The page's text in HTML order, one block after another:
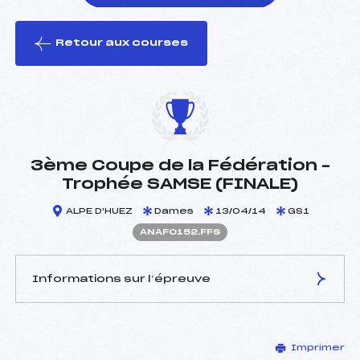
le ski
Retour aux courses
3ème Coupe de la Fédération –
Trophée SAMSE (FINALE)
ALPE D'HUEZ Dames 13/04/14 GS1
ANAF0152.FFS
Informations sur l’épreuve
DEBART JEAN LOUIS (MB)
Imprimer